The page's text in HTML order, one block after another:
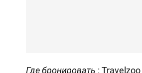
Где бронировать : Travelzoo